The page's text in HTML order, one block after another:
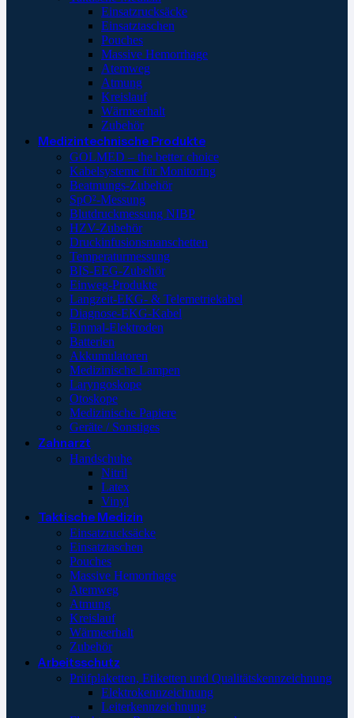
Einsatzrucksäcke
Einsatztaschen
Pouches
Massive Hemorrhage
Atemweg
Atmung
Kreislauf
Wärmeerhalt
Zubehör
Medizintechnische Produkte
GOLMED – the better choice
Kabelsysteme für Monitoring
Beatmungs-Zubehör
SpO²-Messung
Blutdruckmessung NIBP
HZV-Zubehör
Druckinfusionsmanschetten
Temperaturmessung
BIS-EEG-Zubehör
Einweg-Produkte
Langzeit-EKG- & Telemetriekabel
Diagnose-EKG-Kabel
Einmal-Elektroden
Batterien
Akkumulatoren
Medizinische Lampen
Laryngoskope
Otoskope
Medizinische Papiere
Geräte / Sonstiges
Zahnarzt
Handschuhe
Nitril
Latex
Vinyl
Taktische Medizin
Einsatzrucksäcke
Einsatztaschen
Pouches
Massive Hemorrhage
Atemweg
Atmung
Kreislauf
Wärmeerhalt
Zubehör
Arbeitsschutz
Prüfplaketten, Etiketten und Qualitätskennzeichnung
Elektrokennzeichnung
Leiterkennzeichnung